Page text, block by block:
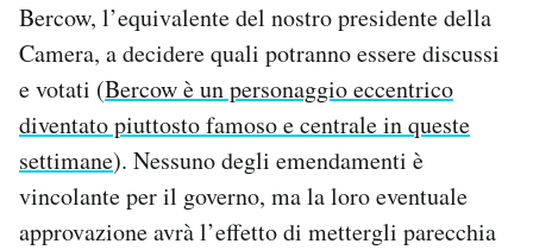
Bercow, l’equivalente del nostro presidente della
Camera, a decidere quali potranno essere discussi
e votati (Bercow è un personaggio eccentrico
diventato piuttosto famoso e centrale in queste
settimane). Nessuno degli emendamenti è
vincolante per il governo, ma la loro eventuale
approvazione avrà l’effetto di mettergli parecchia